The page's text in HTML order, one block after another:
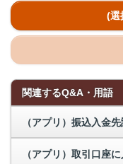
(選
関連するQ&A・用語
（アプリ）振込入金
（アプリ）取引口座